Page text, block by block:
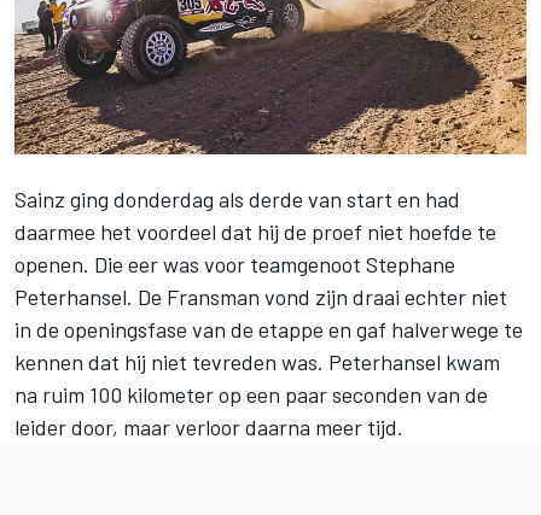
Sainz ging donderdag als derde van start en had
daarmee het voordeel dat hij de proef niet hoefde te
openen. Die eer was voor teamgenoot Stephane
Peterhansel. De Fransman vond zijn draai echter niet
in de openingsfase van de etappe en gaf halverwege te
kennen dat hij niet tevreden was. Peterhansel kwam
na ruim 100 kilometer op een paar seconden van de
leider door, maar verloor daarna meer tijd.